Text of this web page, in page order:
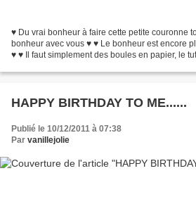
♥ Du vrai bonheur à faire cette petite couronne
bonheur avec vous ♥ ♥ Le bonheur est encore
♥ ♥ Il faut simplement des boules en papier, le
HAPPY BIRTHDAY TO ME......
Publié le 10/12/2011 à 07:38
Par vanillejolie